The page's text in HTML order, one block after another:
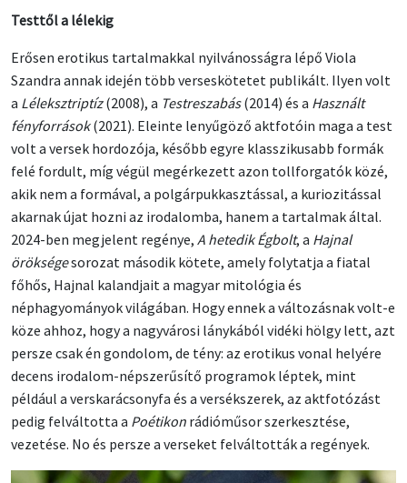
Testtől a lélekig
Erősen erotikus tartalmakkal nyilvánosságra lépő Viola
Szandra annak idején több verseskötetet publikált. Ilyen volt
a Léleksztriptíz(2008), a Testreszabás(2014) és a Használt
fényforrások(2021). Eleinte lenyűgöző aktfotóin maga a test
volt a versek hordozója, később egyre klasszikusabb formák
felé fordult, míg végül megérkezett azon tollforgatók közé,
akik nem a formával, a polgárpukkasztással, a kuriozitással
akarnak újat hozni az irodalomba, hanem a tartalmak által.
2024-ben megjelent regénye, A hetedik Égbolt, a Hajnal
örökségesorozat második kötete, amely folytatja a fiatal
főhős, Hajnal kalandjait a magyar mitológia és
néphagyományok világában. Hogy ennek a változásnak volt-e
köze ahhoz, hogy a nagyvárosi lánykából vidéki hölgy lett, azt
persze csak én gondolom, de tény: az erotikus vonal helyére
decens irodalom-népszerűsítő programok léptek, mint
például a verskarácsonyfa és a versékszerek, az aktfotózást
pedig felváltotta a Poétikon rádióműsor szerkesztése,
vezetése. No és persze a verseket felváltották a regények.